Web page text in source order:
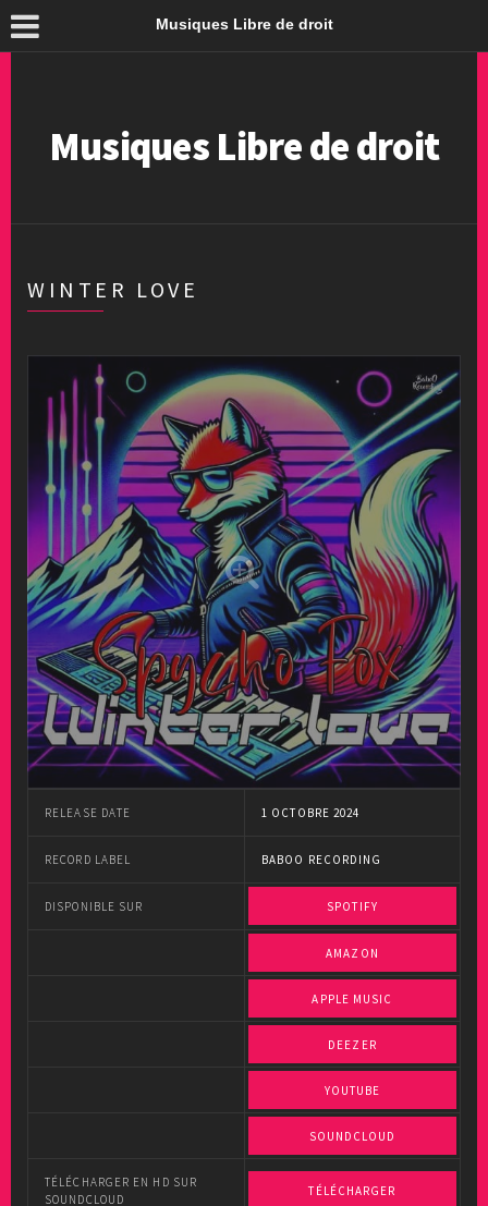
Musiques Libre de droit
Musiques Libre de droit
WINTER LOVE
RELEASE DATE 1 OCTOBRE 2024
RECORD LABEL BABOO RECORDING
DISPONIBLE SUR SPOTIFY
AMAZON
APPLE MUSIC
DEEZER
YOUTUBE
SOUNDCLOUD
TÉLÉCHARGER EN HD SUR
SOUNDCLOUD
TÉLÉCHARGER